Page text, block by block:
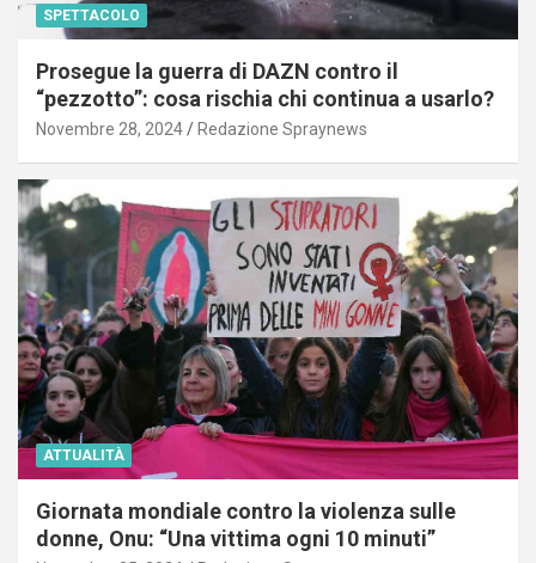
SPETTACOLO
Prosegue la guerra di DAZN contro il
“pezzotto”: cosa rischia chi continua a usarlo?
Novembre 28, 2024 Redazione Spraynews
ATTUALITÀ
Giornata mondiale contro la violenza sulle
donne, Onu: “Una vittima ogni 10 minuti”